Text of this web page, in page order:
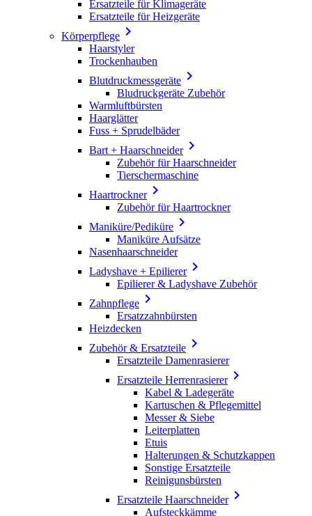
Ersatzteile für Klimageräte
Ersatzteile für Heizgeräte
Körperpflege 
Haarstyler
Trockenhauben
Blutdruckmessgeräte 
Bludruckgeräte Zubehör
Warmluftbürsten
Haarglätter
Fuss + Sprudelbäder
Bart + Haarschneider
Zubehör für Haarschneider
Tierschermaschine
Haartrockner
Zubehör für Haartrockner
Maniküre/Pediküre 
Maniküre Aufsätze
Nasenhaarschneider
Ladyshave + Epilierer
Epilierer & Ladyshave Zubehör
Zahnpflege 
Ersatzzahnbürsten
Heizdecken
Zubehör & Ersatzteile 
Ersatzteile Damenrasierer
Ersatzteile Herrenrasierer
Kabel & Ladegeräte
Kartuschen & Pflegemittel
Messer & Siebe
Leiterplatten
Etuis
Halterungen & Schutzkappen
Sonstige Ersatzteile
Reinigunsbürsten
Ersatzteile Haarschneider
Aufsteckkämme